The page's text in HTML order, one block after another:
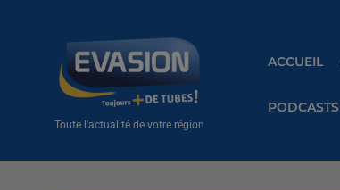
Toute l'actualité de votre région
ACCUEIL
PODCASTS